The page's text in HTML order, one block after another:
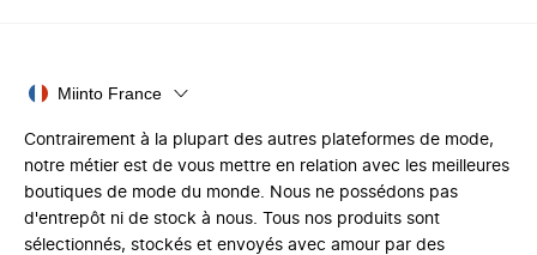
Miinto France
Contrairement à la plupart des autres plateformes de mode,
notre métier est de vous mettre en relation avec les meilleures
boutiques de mode du monde. Nous ne possédons pas
d'entrepôt ni de stock à nous. Tous nos produits sont
sélectionnés, stockés et envoyés avec amour par des